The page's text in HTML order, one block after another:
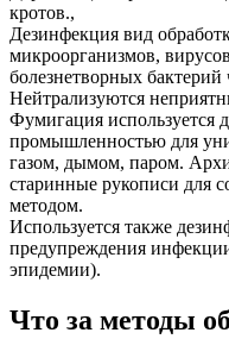
кротов.,
Дезинфекция вид
микроорганизмов,
болезнетворных
Нейтрализуются
Фумигация используется
промышленностью для
газом, дымом, паром.
старинные рукописи для
методом.
Используется также
предупреждения
эпидемии).
Что за методы